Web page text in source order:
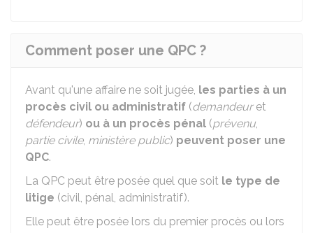
Comment poser une QPC ?
Avant qu'une affaire ne soit jugée, les parties à un
procès civil ou administratif (demandeuret
défendeur) ou à un procès pénal (prévenu,
partie civile, ministère public) peuvent poser une
QPC.
La QPC peut être posée quel que soit le type de
litige (civil, pénal, administratif).
Elle peut être posée lors du premier procès ou lors